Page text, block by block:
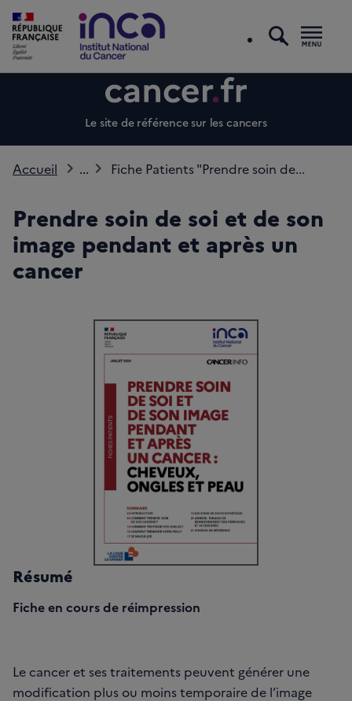
Le site de référence sur les cancers
Accueil ... Fiche Patients "Prendre soin de...
Prendre soin de soi et de son
image pendant et après un
cancer
Résumé
Fiche en cours de réimpression
Le cancer et ses traitements peuvent générer une
modification plus ou moins temporaire de l’image